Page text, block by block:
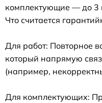
комплектующие — до 3
Что считается
Для работ: Повторное
который напрямую
(например,
Для комплектующих: